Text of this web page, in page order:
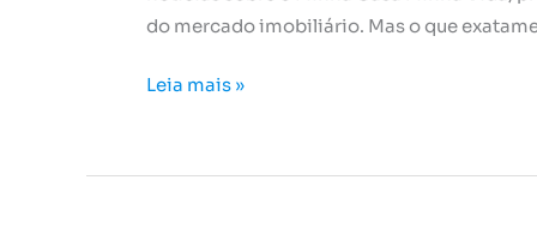
do mercado imobiliário. Mas o que
Leia mais »